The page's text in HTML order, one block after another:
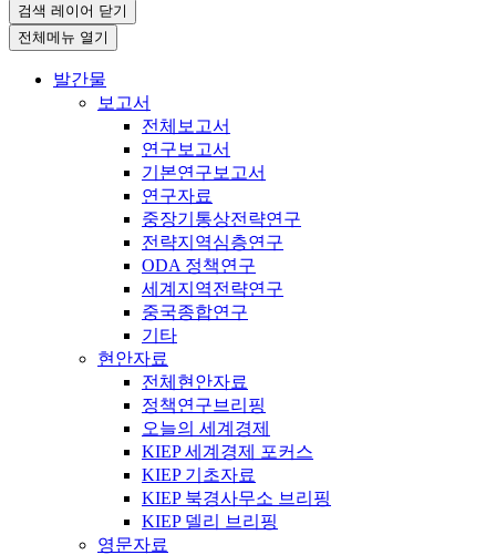
검색 레이어 닫기
전체메뉴 열기
발간물
보고서
전체보고서
연구보고서
기본연구보고서
연구자료
중장기통상전략연구
전략지역심층연구
ODA 정책연구
세계지역전략연구
중국종합연구
기타
현안자료
전체현안자료
정책연구브리핑
오늘의 세계경제
KIEP 세계경제 포커스
KIEP 기초자료
KIEP 북경사무소 브리핑
KIEP 델리 브리핑
영문자료